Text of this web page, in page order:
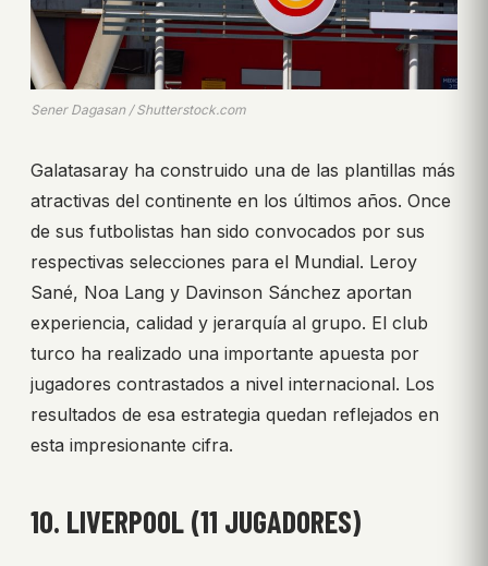
Sener Dagasan / Shutterstock.com
Galatasaray ha construido una de las plantillas más
atractivas del continente en los últimos años. Once
de sus futbolistas han sido convocados por sus
respectivas selecciones para el Mundial. Leroy
Sané, Noa Lang y Davinson Sánchez aportan
experiencia, calidad y jerarquía al grupo. El club
turco ha realizado una importante apuesta por
jugadores contrastados a nivel internacional. Los
resultados de esa estrategia quedan reflejados en
esta impresionante cifra.
10. LIVERPOOL (11 JUGADORES)